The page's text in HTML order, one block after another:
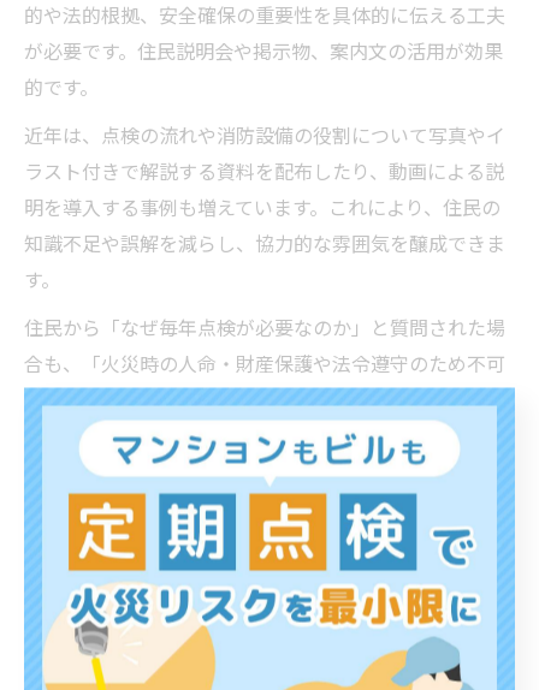
的や法的根拠、安全確保の重要性を具体的に伝える工夫
が必要です。住民説明会や掲示物、案内文の活用が効果
的です。
近年は、点検の流れや消防設備の役割について写真やイ
ラスト付きで解説する資料を配布したり、動画による説
明を導入する事例も増えています。これにより、住民の
知識不足や誤解を減らし、協力的な雰囲気を醸成できま
す。
住民から「なぜ毎年点検が必要なのか」と質問された場
合も、「火災時の人命・財産保護や法令遵守のため不可
欠」と明確に説明することで、点検業務への理解と協力
を得やすくなります。
点検業務の効率化を実現する新たな視
消防設備点検の効率化で得られる現場のメリット